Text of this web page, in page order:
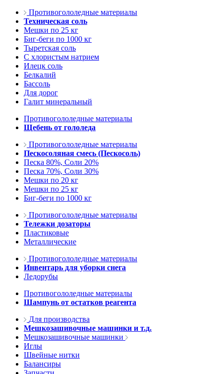
Противогололедные материалы
Техническая соль
Мешки по 25 кг
Биг-беги по 1000 кг
Тыретская соль
С хлористым натрием
Илецк соль
Белкалий
Бассоль
Для дорог
Галит минеральный
Противогололедные материалы
Щебень от гололеда
Противогололедные материалы
Пескосоляная смесь (Пескосоль)
Песка 80%, Соли 20%
Песка 70%, Соли 30%
Мешки по 20 кг
Мешки по 25 кг
Биг-беги по 1000 кг
Противогололедные материалы
Тележки дозаторы
Пластиковые
Металлические
Противогололедные материалы
Инвентарь для уборки снега
Ледорубы
Противогололедные материалы
Шампунь от остатков реагента
Для производства
Мешкозашивочные машинки и т.д.
Мешкозашивочные машинки
Иглы
Швейные нитки
Балансиры